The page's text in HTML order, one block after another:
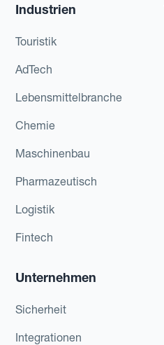
Industrien
Touristik
AdTech
Lebensmittelbranche
Chemie
Maschinenbau
Pharmazeutisch
Logistik
Fintech
Unternehmen
Sicherheit
Integrationen